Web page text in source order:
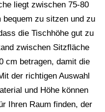
liegt zwischen 75-80
zu sitzen und zu
die Tischhöhe gut zu
zwischen Sitzfläche
cm betragen, damit die
der richtigen Auswahl
und Höhe können
Ihren Raum finden, der